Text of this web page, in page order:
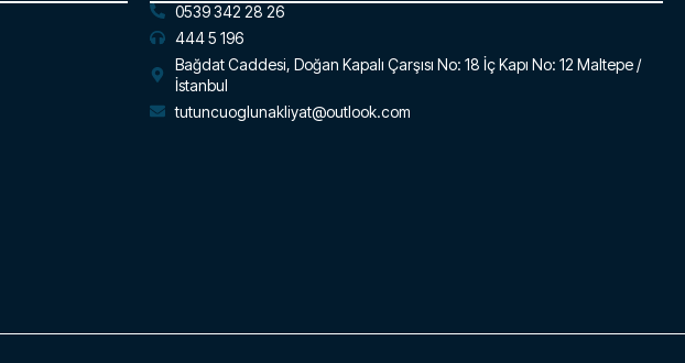
0539 342 28 26
444 5 196
Bağdat Caddesi, Doğan Kapalı Çarşısı No: 18 İç Kapı No: 12 Maltepe /
İstanbul
tutuncuoglunakliyat@outlook.com